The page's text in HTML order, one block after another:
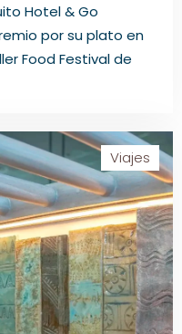
Hotel & Go
por su plato en
Food Festival de
Viajes